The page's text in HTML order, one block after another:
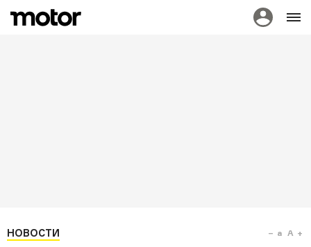
НОВОСТИ a A